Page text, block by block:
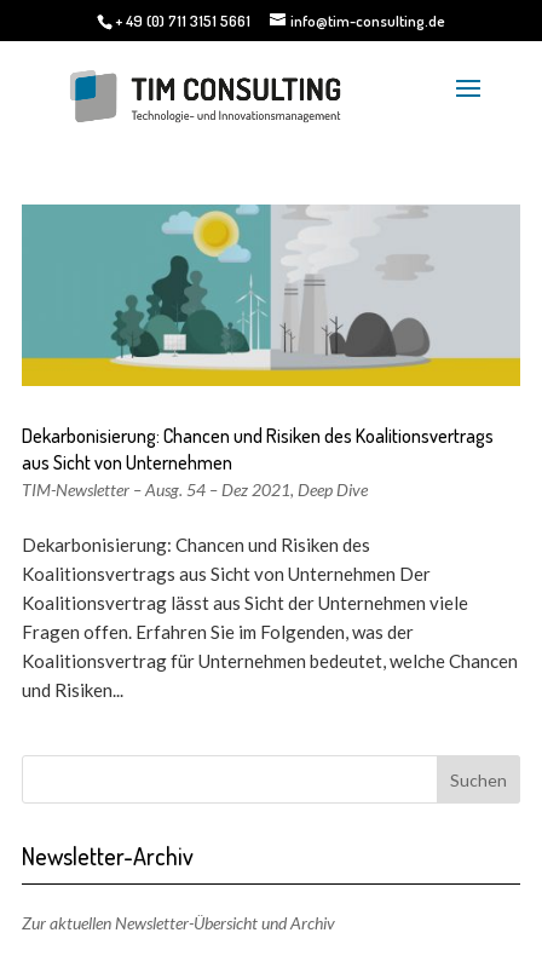
+ 49 (0) 711 3151 5661 info@tim-consulting.de
Dekarbonisierung: Chancen und Risiken des Koalitionsvertrags
aus Sicht von Unternehmen
TIM-Newsletter – Ausg. 54 – Dez 2021, Deep Dive
Dekarbonisierung: Chancen und Risiken des
Koalitionsvertrags aus Sicht von Unternehmen Der
Koalitionsvertrag lässt aus Sicht der Unternehmen viele
Fragen offen. Erfahren Sie im Folgenden, was der
Koalitionsvertrag für Unternehmen bedeutet, welche Chancen
und Risiken...
Newsletter-Archiv
Zur aktuellen Newsletter-Übersicht und Archiv